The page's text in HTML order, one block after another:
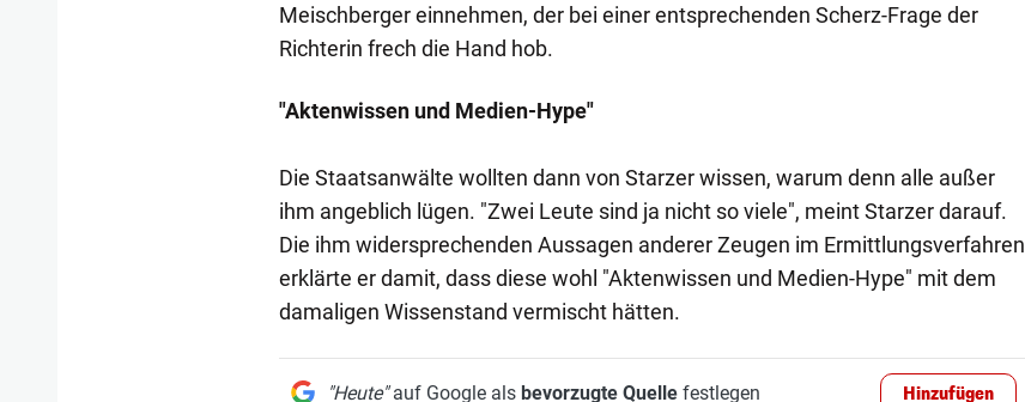
Meischberger einnehmen, der bei einer entsprechenden Scherz-Frage der
Richterin frech die Hand hob.
"Aktenwissen und Medien-Hype"
Die Staatsanwälte wollten dann von Starzer wissen, warum denn alle außer
ihm angeblich lügen. "Zwei Leute sind ja nicht so viele", meint Starzer darauf.
Die ihm widersprechenden Aussagen anderer Zeugen im Ermittlungsverfahren
erklärte er damit, dass diese wohl "Aktenwissen und Medien-Hype" mit dem
damaligen Wissenstand vermischt hätten.
"Heute"auf Google als bevorzugte Quellefestlegen Hinzufügen